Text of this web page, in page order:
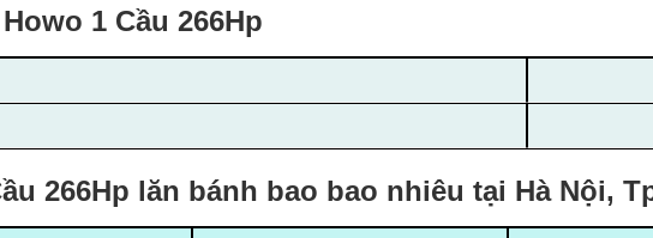
1 Cầu 266Hp
266Hp lăn bánh bao bao nhiêu tại Hà Nội,